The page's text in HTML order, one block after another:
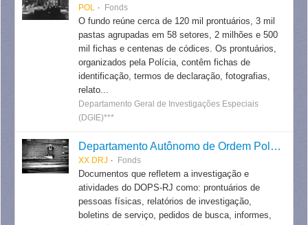
POL Fonds
O fundo reúne cerca de 120 mil prontuários, 3 mil
pastas agrupadas em 58 setores, 2 milhões e 500
mil fichas e centenas de códices. Os prontuários,
organizados pela Polícia, contêm fichas de
identificação, termos de declaração, fotografias,
relato...
Departamento Geral de Investigações Especiais
(DGIE)***
Departamento Autônomo de Ordem Política e Social do Estado do Rio de Janeiro
XX DRJ Fonds
Documentos que refletem a investigação e
atividades do DOPS-RJ como: prontuários de
pessoas físicas, relatórios de investigação,
boletins de serviço, pedidos de busca, informes,